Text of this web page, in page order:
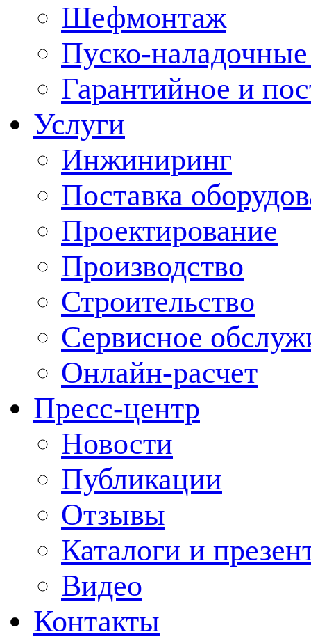
Шефмонтаж
Пуско-
Гарантийное и
Услуги
Инжиниринг
Поставка
Проектирование
Производство
Строительство
Сервисное
Онлайн-расчет
Пресс-центр
Новости
Публикации
Отзывы
Каталоги и
Видео
Контакты